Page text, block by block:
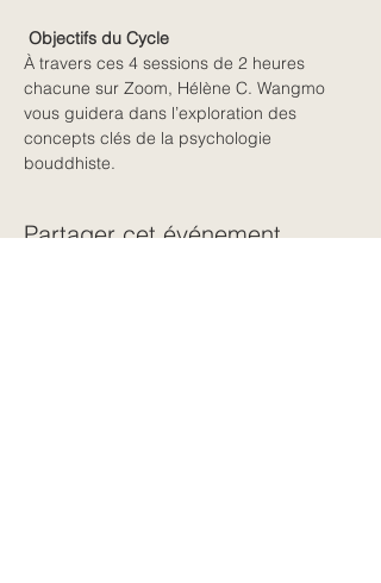
Objectifs du Cycle
À travers ces 4 sessions de 2 heures
chacune sur Zoom, Hélène C. Wangmo
vous guidera dans l’exploration des
concepts clés de la psychologie
bouddhiste.
Partager cet événement